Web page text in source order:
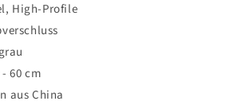
High-Profile
60 cm
aus China